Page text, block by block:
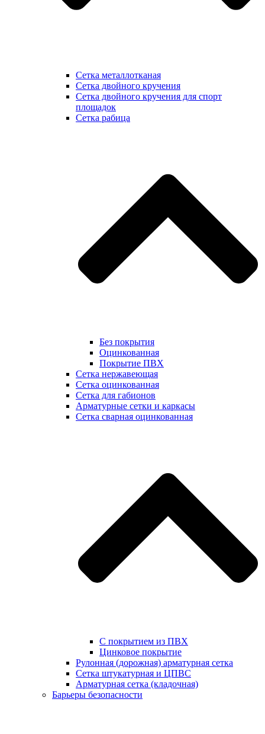
Сетка металлотканая
Сетка двойного кручения
Сетка двойного кручения для спорт
площадок
Сетка рабица
Без покрытия
Оцинкованная
Покрытие ПВХ
Сетка нержавеющая
Сетка оцинкованная
Сетка для габионов
Арматурные сетки и каркасы
Сетка сварная оцинкованная
С покрытием из ПВХ
Цинковое покрытие
Рулонная (дорожная) арматурная сетка
Сетка штукатурная и ЦПВС
Арматурная сетка (кладочная)
Барьеры безопасности